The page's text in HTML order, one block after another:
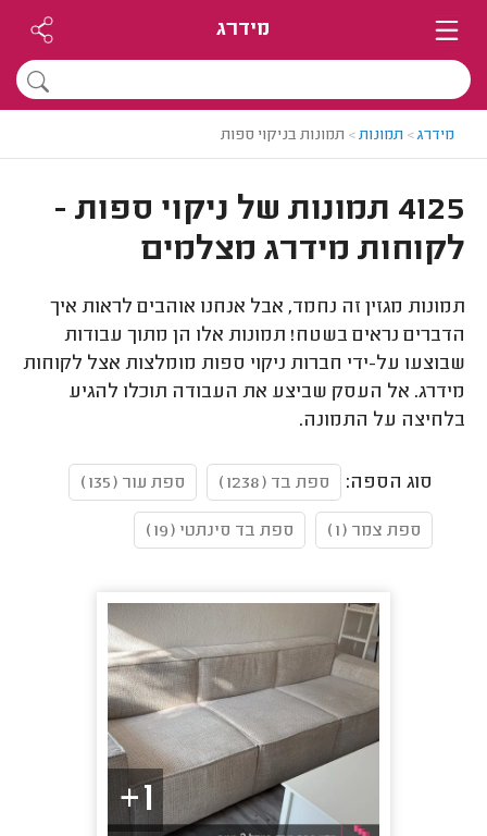
מידרג
מידרג> תמונות> תמונות בניקוי ספות
4125 תמונות של ניקוי ספות -
לקוחות מידרג מצלמים
תמונות מגזין זה נחמד, אבל אנחנו אוהבים לראות איך
הדברים נראים בשטח! תמונות אלו הן מתוך עבודות
שבוצעו על-ידי חברות ניקוי ספות מומלצות אצל לקוחות
מידרג. אל העסק שביצע את העבודה תוכלו להגיע
בלחיצה על התמונה.
סוג הספה: ספת בד (1238) ספת עור (135)
ספת צמר (1) ספת בד סינתטי (19)
1+